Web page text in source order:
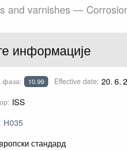
and varnishes —
информације
фаза: 10.99 Effective date: 20. 6.
ISS
H035
стандард